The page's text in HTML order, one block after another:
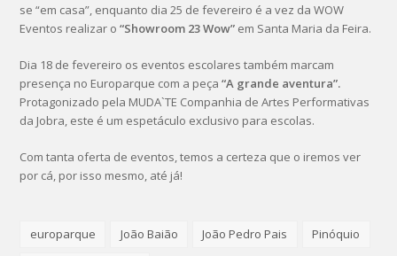
se “em casa”, enquanto dia 25 de fevereiro é a vez da WOW
Eventos realizar o“Showroom 23 Wow” em Santa Maria da Feira.
Dia 18 de fevereiro os eventos escolares também marcam
presença no Europarque com a peça“A grande aventura”.
Protagonizado pela MUDA`TE Companhia de Artes Performativas
da Jobra, este é um espetáculo exclusivo para escolas.
Com tanta oferta de eventos, temos a certeza que o iremos ver
por cá, por isso mesmo, até já!
europarque João Baião João Pedro Pais
Pinóquio